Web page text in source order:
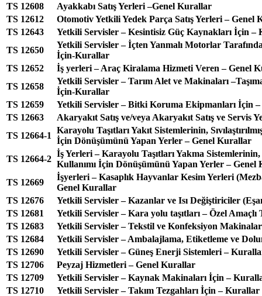
TS 12608
Ayakkabı Satış Yerleri –Genel Kurallar
TS 12612
Otomotiv Yetkili Yedek Parça Satış Yerleri – Genel
TS 12643
Yetkili Servisler – Kesintisiz Güç Kaynakları İçin –
TS 12650
Yetkili Servisler – İçten Yanmalı Motorlar
İçin-Kurallar
TS 12652
İş yerleri – Araç Kiralama Hizmeti Veren – Genel
TS 12658
Yetkili Servisler – Tarım Alet ve Makinaları
İçin-Kurallar
TS 12659
Yetkili Servisler – Bitki Koruma Ekipmanları İçin
TS 12663
Akaryakıt Satış ve/veya Akaryakıt Satış ve Servis
TS 12664-1
Karayolu Taşıtları Yakıt Sistemlerinin,
İçin Dönüşümünü Yapan Yerler – Genel Kurallar
TS 12664-2
İş Yerleri – Karayolu Taşıtları Yakma Sistemlerinin,
Kullanımı İçin Dönüşümünü Yapan Yerler – Genel
TS 12669
İşyerleri – Kasaplık Hayvanlar Kesim Yerleri
Genel Kurallar
TS 12676
Yetkili Servisler – Kazanlar ve Isı Değiştiriciler
TS 12681
Yetkili Servisler – Kara yolu taşıtları – Özel
TS 12683
Yetkili Servisler – Tekstil ve Konfeksiyon
TS 12684
Yetkili Servisler – Ambalajlama, Etiketleme ve
TS 12690
Yetkili Servisler – Güneş Enerji Sistemleri –
TS 12706
Peyzaj Hizmetleri – Genel Kurallar
TS 12709
Yetkili Servisler – Kaynak Makinaları İçin –
TS 12710
Yetkili Servisler – Takım Tezgahları İçin – Kurallar